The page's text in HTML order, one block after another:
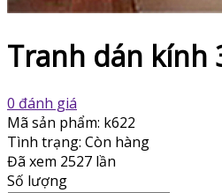
Tranh dán kính
0 đánh giá
Mã sản phẩm: k622
Tình trạng: Còn hàng
Đã xem 2527 lần
Số lượng